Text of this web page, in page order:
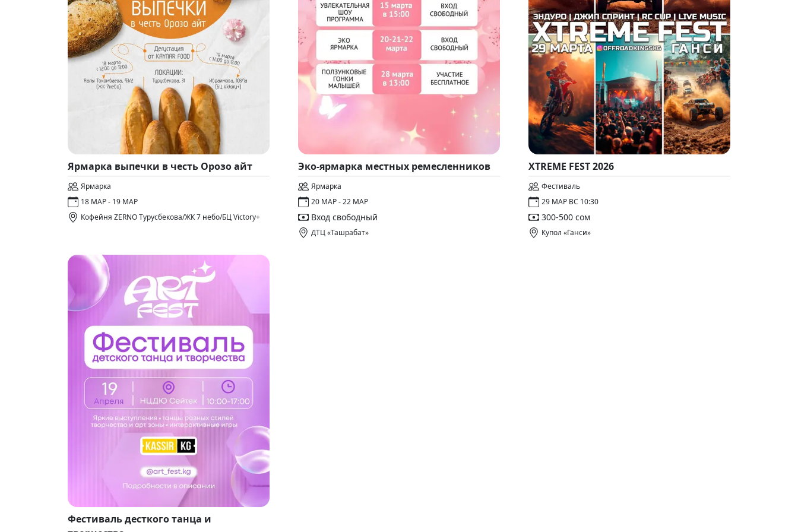
Ярмарка выпечки в честь Орозо айт
Ярмарка
18 МАР - 19 МАР
Кофейня ZERNO Турусбекова/ЖК 7 небо/БЦ Victory+
Эко-ярмарка местных ремесленников
Ярмарка
20 МАР - 22 МАР
Вход свободный
ДТЦ «Ташрабат»
XTREME FEST 2026
Фестиваль
29 МАР ВС 10:30
300-500 сом
Купол «Ганси»
Фестиваль десткого танца и